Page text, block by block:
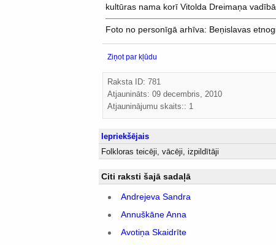
kultūras nama korī Vitolda Dreimaņa
Foto no personīgā arhīva: Beņislavas
Ziņot par kļūdu
Raksta ID: 781
Atjaunināts: 09 decembris, 2010
Atjauninājumu skaits:: 1
Iepriekšējais
Folkloras teicēji, vācēji, izpildītāji
Citi raksti šajā sadaļā
Andrejeva Sandra
Annuškāne Anna
Avotiņa Skaidrīte